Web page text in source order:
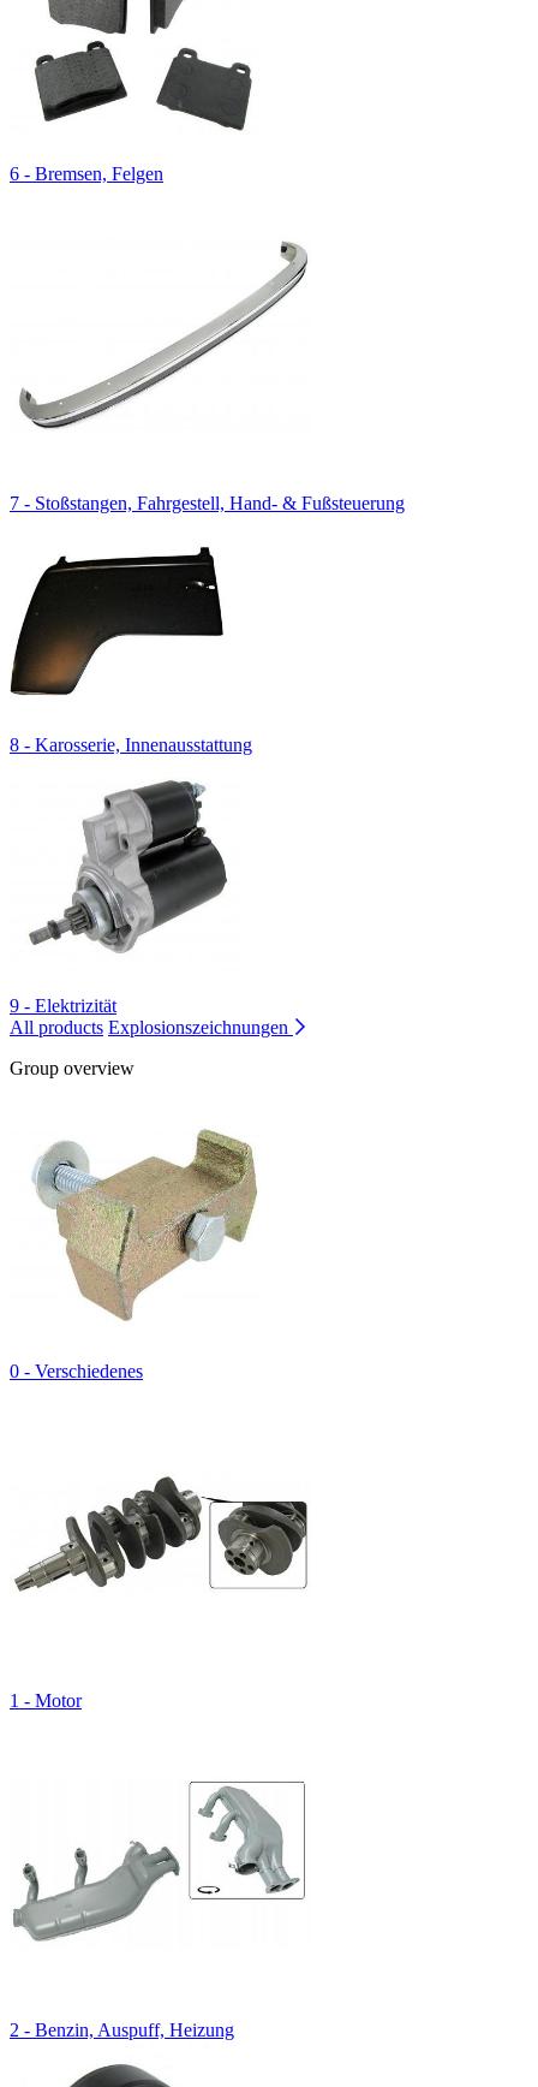
6 - Bremsen, Felgen
7 - Stoßstangen, Fahrgestell, Hand- & Fußsteuerung
8 - Karosserie, Innenausstattung
9 - Elektrizität
All products Explosionszeichnungen
Group overview
0 - Verschiedenes
1 - Motor
2 - Benzin, Auspuff, Heizung